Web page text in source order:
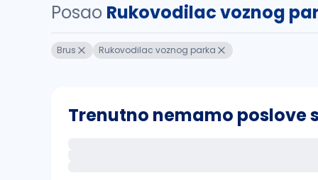
Posao Rukovodilac voznog
Brus Rukovodilac voznog parka
Trenutno nemamo poslove